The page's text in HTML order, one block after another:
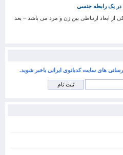
از ابعاد ارتباطی بین زن و مرد می باشد – بعد
های سایت کدبانوی ایرانی باخبر شوید.